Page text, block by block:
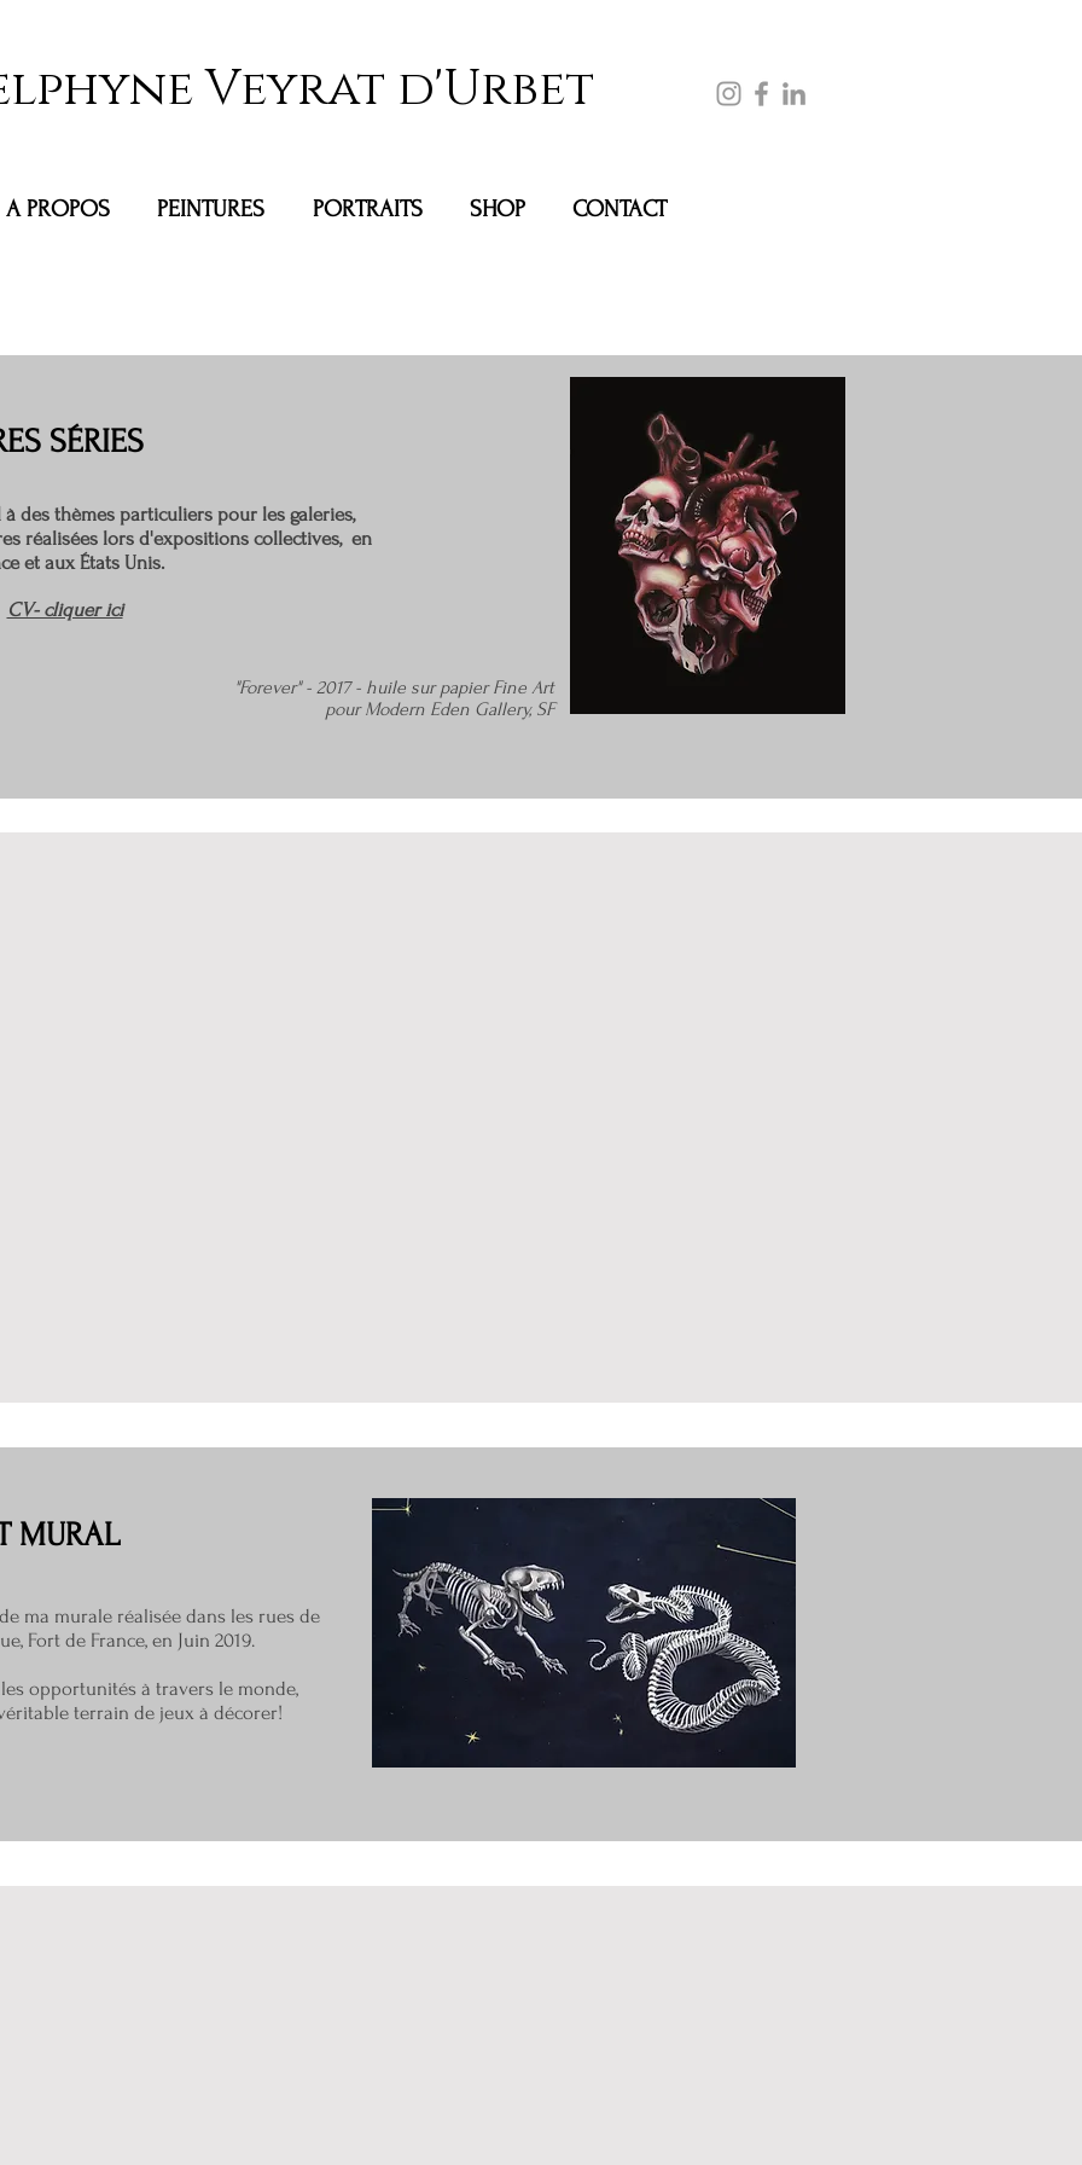
Veyrat d'Urbet
A PROPOS PEINTURES PORTRAITS SHOP CONTACT
SÉRIES
des thèmes particuliers pour les galeries,
réalisées lors d'expositions collectives, en
et aux États Unis.
CV- cliquer ici
"Forever" - 2017 - huile sur papier Fine Art
pour Modern Eden Gallery, SF
MURAL
ma murale réalisée dans les rues de
Fort de France, en Juin 2019.
opportunités à travers le monde,
terrain de jeux à décorer!